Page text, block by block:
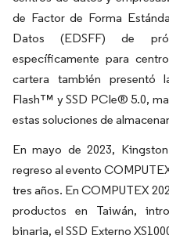
de Factor de Forma
Datos (EDSFF) de
específicamente para
cartera también presentó
Flash™ y SSD PCIe® 5.0,
estas soluciones de
En mayo de 2023,
regreso al evento
tres años. En COMPUTEX
productos en Taiwán,
binaria, el SSD Externo